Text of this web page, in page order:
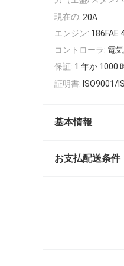
現在の: 20A
エンジン: 186FAE
コントローラ: 電
保証: 1 年か 1000
証明書: ISO9001/
基本情報
お支払配送条件